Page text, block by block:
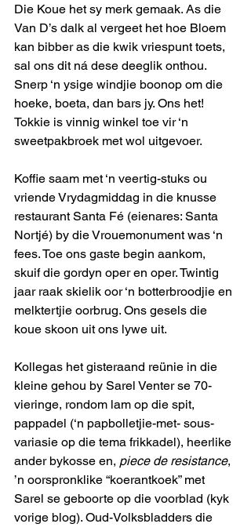
Die Koue het sy merk gemaak. As die
Van D’s dalk al vergeet het hoe Bloem
kan bibber as die kwik vriespunt toets,
sal ons dit ná dese deeglik onthou.
Snerp ‘n ysige windjie boonop om die
hoeke, boeta, dan bars jy. Ons het!
Tokkie is vinnig winkel toe vir ‘n
sweetpakbroek met wol uitgevoer.
Koffie saam met ‘n veertig-stuks ou
vriende Vrydagmiddag in die knusse
restaurant Santa Fé (eienares: Santa
Nortjé) by die Vrouemonument was ‘n
fees. Toe ons gaste begin aankom,
skuif die gordyn oper en oper. Twintig
jaar raak skielik oor ‘n botterbroodjie en
melktertjie oorbrug. Ons gesels die
koue skoon uit ons lywe uit.
Kollegas het gisteraand reünie in die
kleine gehou by Sarel Venter se 70-
vieringe, rondom lam op die spit,
pappadel (‘n papbolletjie-met- sous-
variasie op die tema frikkadel), heerlike
ander bykosse en, piece de resistance,
’n oorspronklike “koerantkoek” met
Sarel se geboorte op die voorblad (kyk
vorige blog). Oud-Volksbladders die